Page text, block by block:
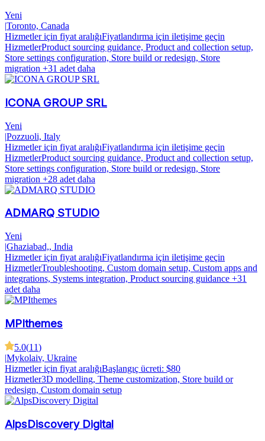
Yeni
|Toronto, Canada
Hizmetler için fiyat aralığıFiyatlandırma için iletişime geçin
HizmetlerProduct sourcing guidance, Product and collection setup,
Store settings configuration, Store build or redesign, Store
migration +31 adet daha
ICONA GROUP SRL
Yeni
|Pozzuoli, Italy
Hizmetler için fiyat aralığıFiyatlandırma için iletişime geçin
HizmetlerProduct sourcing guidance, Product and collection setup,
Store settings configuration, Store build or redesign, Store
migration +28 adet daha
ADMARQ STUDIO
Yeni
|Ghaziabad,, India
Hizmetler için fiyat aralığıFiyatlandırma için iletişime geçin
HizmetlerTroubleshooting, Custom domain setup, Custom apps and
integrations, Systems integration, Product sourcing guidance +31
adet daha
MPIthemes
5.0(11)
|Mykolaiv, Ukraine
Hizmetler için fiyat aralığıBaşlangıç ücreti: $80
Hizmetler3D modelling, Theme customization, Store build or
redesign, Custom domain setup
AlpsDiscovery Digital